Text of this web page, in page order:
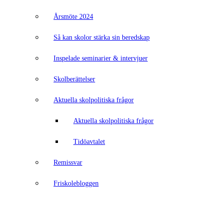
Årsmöte 2024
Så kan skolor stärka sin beredskap
Inspelade seminarier & intervjuer
Skolberättelser
Aktuella skolpolitiska frågor
Aktuella skolpolitiska frågor
Tidöavtalet
Remissvar
Friskolebloggen